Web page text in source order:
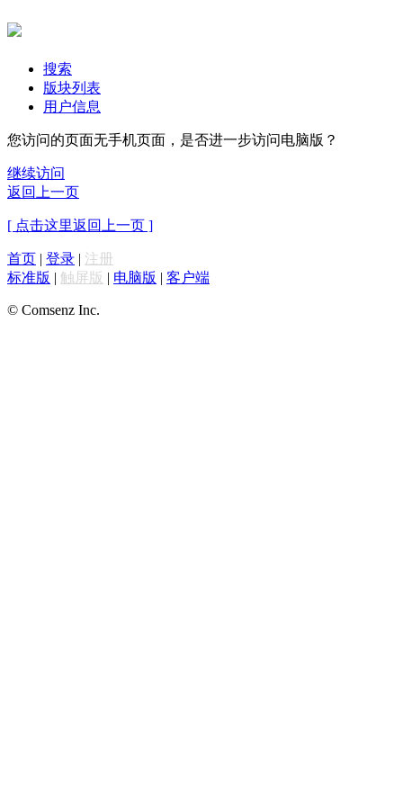
搜索
版块列表
用户信息
您访问的页面无手机页面，是否进一步访问电脑版？
继续访问
返回上一页
[ 点击这里返回上一页 ]
首页 | 登录 | 注册
标准版 | 触屏版 | 电脑版 | 客户端
© Comsenz Inc.